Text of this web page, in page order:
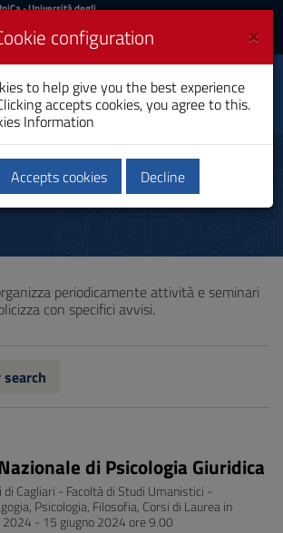
- Università degli
Login UniCA News
and Community
Master's Degree
components
periodicamente attività e seminari
con specifici avvisi.
di Psicologia Giuridica
Cagliari - Facoltà di Studi Umanistici -
Psicologia, Filosofia, Corsi di Laurea in
- 15 giugno 2024 ore 9.00
×
configuration
to help give you the best experience
accepts cookies, you agree to this.
Information
Accepts cookies Decline